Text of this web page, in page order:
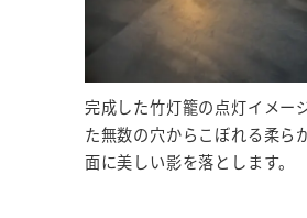
完成した竹灯籠の点灯イメー
た無数の穴からこぼれる柔ら
面に美しい影を落とします。